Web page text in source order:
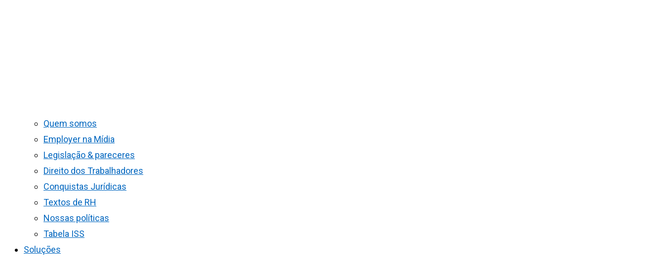
Quem somos
Employer na Mídia
Legislação & pareceres
Direito dos Trabalhadores
Conquistas Jurídicas
Textos de RH
Nossas políticas
Tabela ISS
Soluções